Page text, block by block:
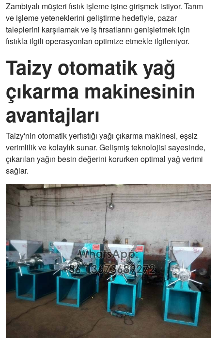
Zambiyalı müşteri fıstık işleme işine girişmek istiyor. Tarım
ve işleme yeteneklerini geliştirme hedefiyle, pazar
taleplerini karşılamak ve iş fırsatlarını genişletmek için
fıstıkla ilgili operasyonları optimize etmekle ilgileniyor.
Taizy otomatik yağ
çıkarma makinesinin
avantajları
Taizy'nin otomatik yerfıstığı yağı çıkarma makinesi, eşsiz
verimlilik ve kolaylık sunar. Gelişmiş teknolojisi sayesinde,
çıkarılan yağın besin değerini korurken optimal yağ verimi
sağlar.